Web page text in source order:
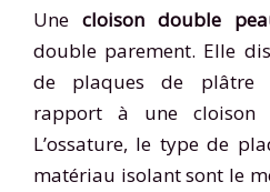
Une cloison double
double parement. Elle
de plaques de plâtre
rapport à une cloison
L’ossature, le type de
matériau isolant sont le